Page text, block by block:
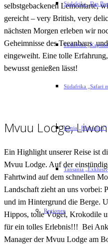
Südafrika „Das
Südafrika
Südafrika „Safari
Kenia „Flugsafari“
Tansania
Regionen
selbstgebackenen Lemontarte,
gereicht – very British, very
nächsten Morgen erleben wir
Geheimnisse des Teeanbaus
eingeweiht. Eine tolle
bewusst genießen lässt!
Mvuu Lodge,
Ein Highlight unserer Reise ist
Mvuu Lodge. Auf der
Fahrtwind auf dem schnellen
Landschaft zieht an uns vorbei:
und im Hintergrund die Berge.
Hippos, tolle Vögel, Krokodile
für ein tolles Erlebnis!!! Bei
Manager der Mvuu Lodge am